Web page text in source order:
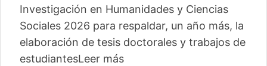
Investigación en Humanidades y Ciencias
Sociales 2026 para respaldar, un año más, la
elaboración de tesis doctorales y trabajos de
estudiantesLeer más